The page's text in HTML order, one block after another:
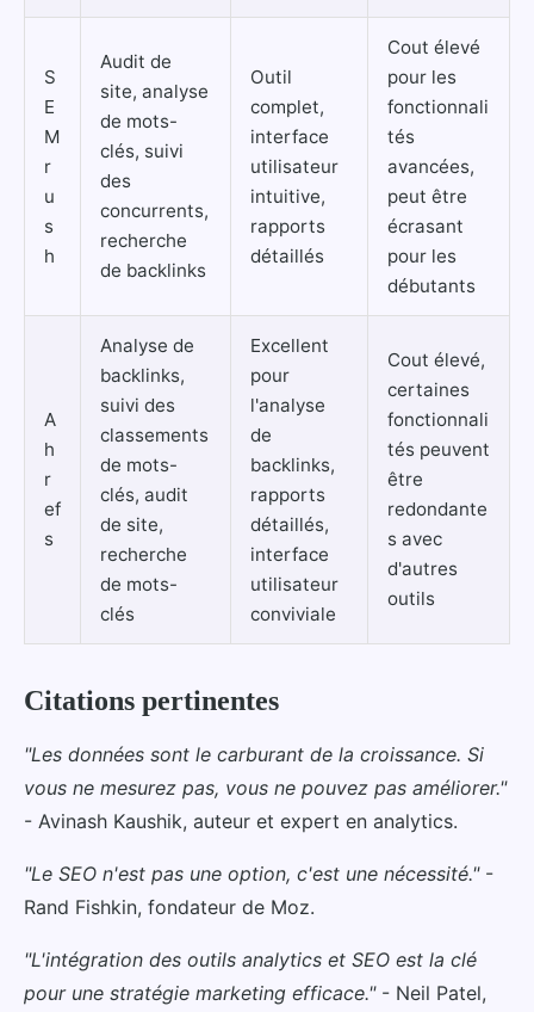
S
E
M
r
u
s
h
Audit de
site, analyse
de mots-
clés, suivi
des
concurrents,
recherche
de backlinks
Outil
complet,
interface
utilisateur
intuitive,
rapports
détaillés
Cout élevé
pour les
fonctionnali
tés
avancées,
peut être
écrasant
pour les
débutants
A
h
r
ef
s
Analyse de
backlinks,
suivi des
classements
de mots-
clés, audit
de site,
recherche
de mots-
clés
Excellent
pour
l'analyse
de
backlinks,
rapports
détaillés,
interface
utilisateur
conviviale
Cout élevé,
certaines
fonctionnali
tés peuvent
être
redondante
s avec
d'autres
outils
Citations pertinentes
"Les données sont le carburant de la croissance. Si
vous ne mesurez pas, vous ne pouvez pas améliorer."
- Avinash Kaushik, auteur et expert en analytics.
"Le SEO n'est pas une option, c'est une nécessité."-
Rand Fishkin, fondateur de Moz.
"L'intégration des outils analytics et SEO est la clé
pour une stratégie marketing efficace."- Neil Patel,